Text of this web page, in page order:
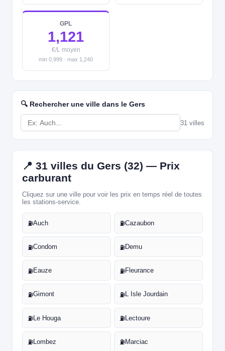
GPL
1,121
€/L moyen
min 0,999 · max 1,240
🔍 Rechercher une ville dans le Gers
31 villes
📍 31 villes du Gers (32) — Prix
carburant
Cliquez sur une ville pour voir les prix en temps réel de toutes
les stations-service.
⛽Auch ⛽Cazaubon
⛽Condom ⛽Demu
⛽Eauze ⛽Fleurance
⛽Gimont ⛽L Isle Jourdain
⛽Le Houga ⛽Lectoure
⛽Lombez ⛽Marciac